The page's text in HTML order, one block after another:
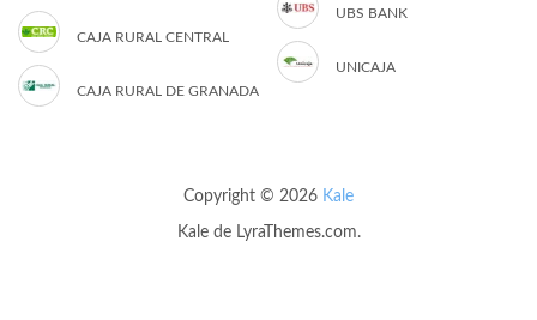
CAJA RURAL CENTRAL
CAJA RURAL DE GRANADA
UBS BANK
UNICAJA
Copyright © 2026 Kale
Kalede LyraThemes.com.